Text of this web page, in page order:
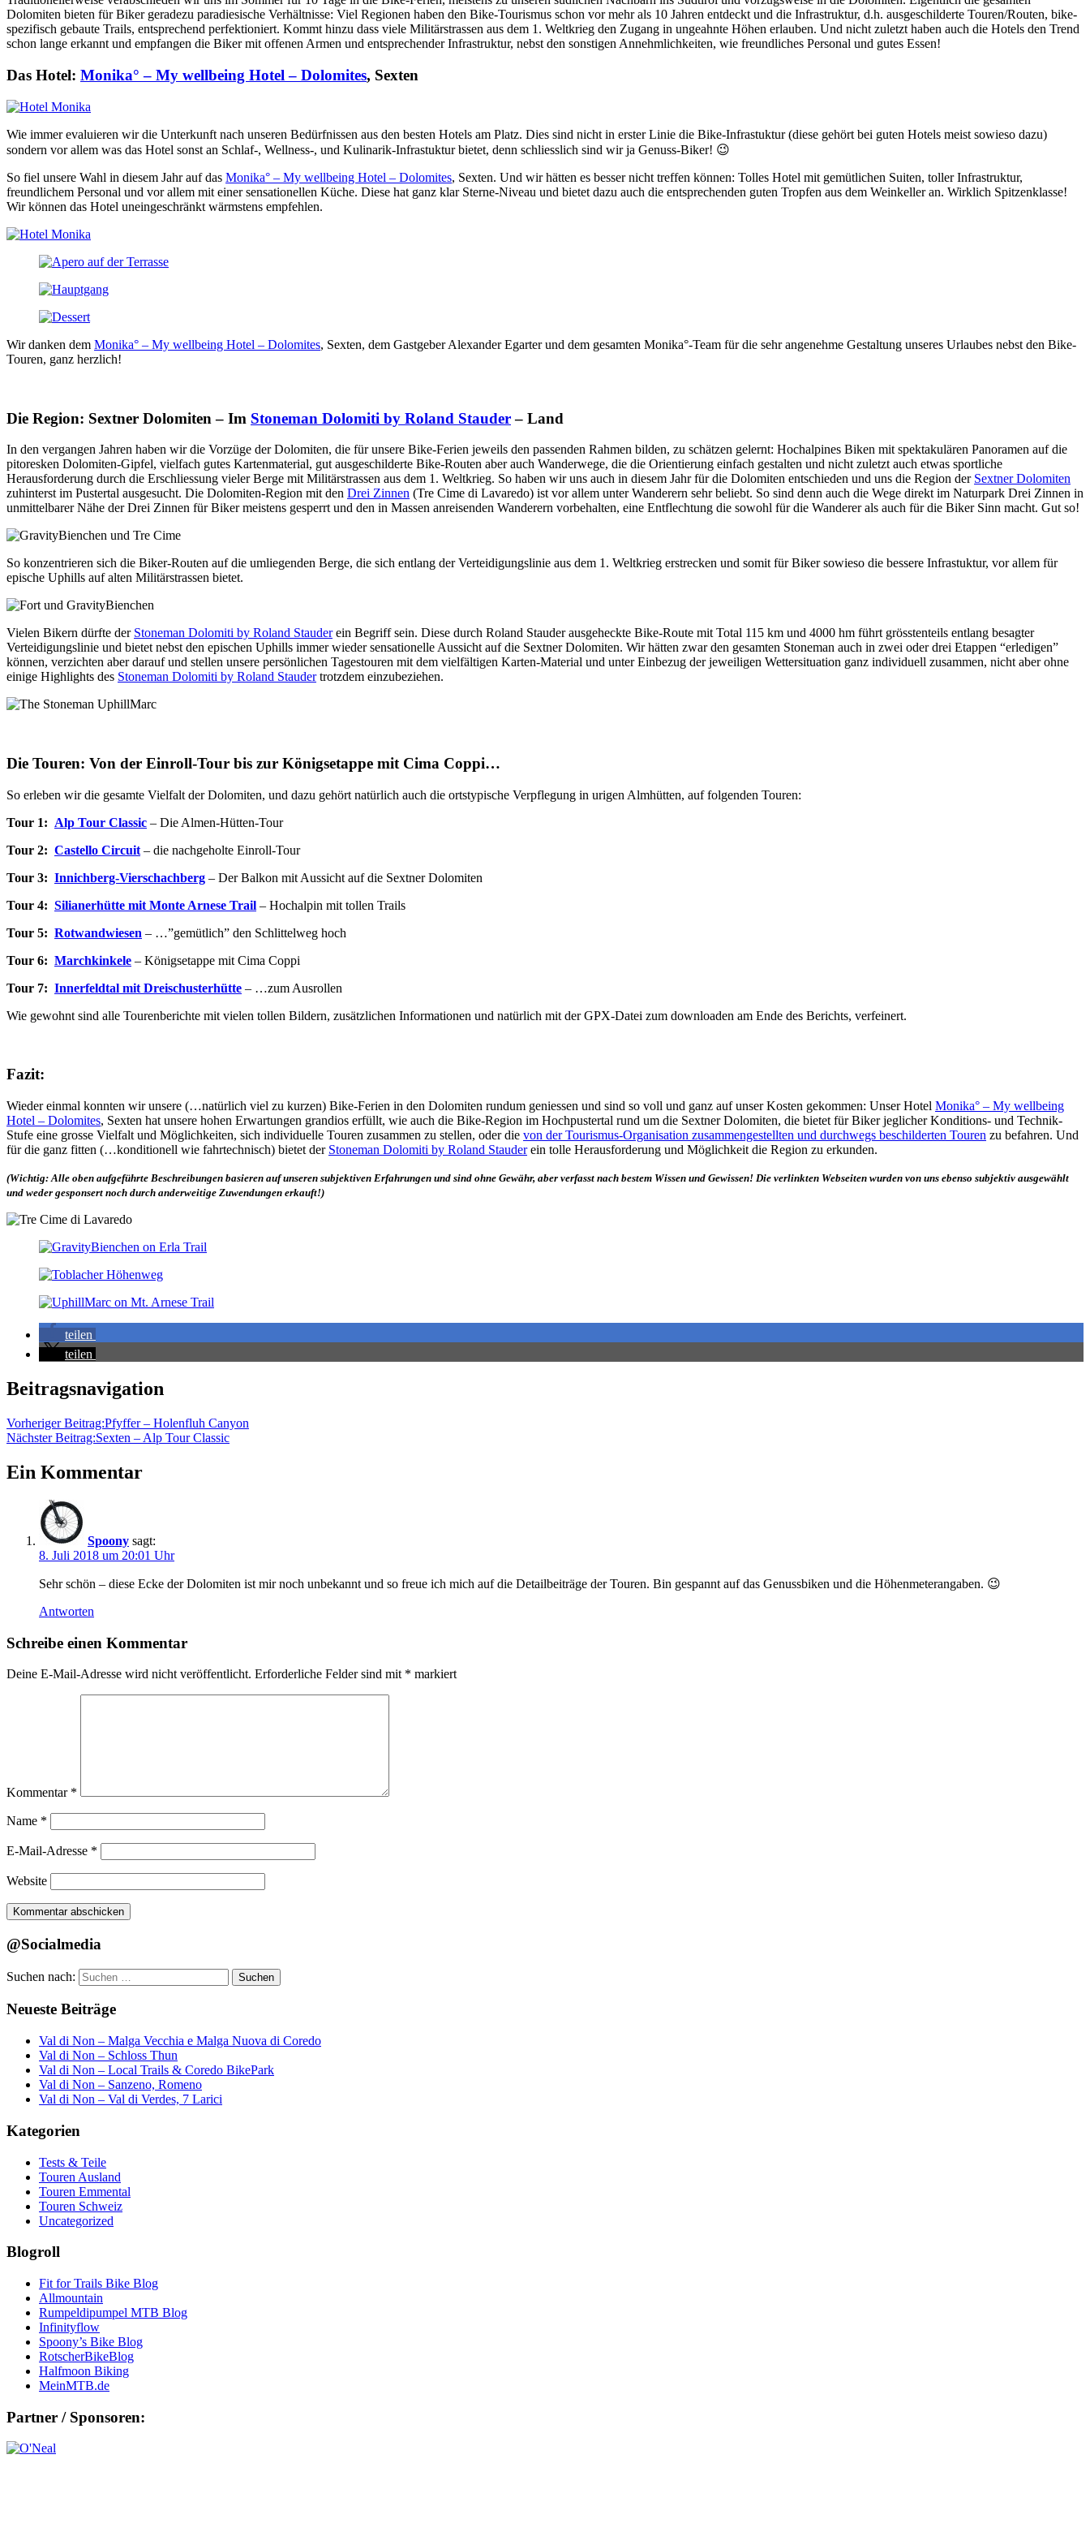
Dolomiten bieten für Biker geradezu paradiesische Verhältnisse: Viel Regionen haben den Bike-Tourismus schon vor mehr als 10 Jahren entdeckt und die Infrastruktur, d.h. ausgeschilderte Touren/Routen, bike-
spezifisch gebaute Trails, entsprechend perfektioniert. Kommt hinzu dass viele Militärstrassen aus dem 1. Weltkrieg den Zugang in ungeahnte Höhen erlauben. Und nicht zuletzt haben auch die Hotels den Trend
schon lange erkannt und empfangen die Biker mit offenen Armen und entsprechender Infrastruktur, nebst den sonstigen Annehmlichkeiten, wie freundliches Personal und gutes Essen!
Das Hotel: Monika° – My wellbeing Hotel – Dolomites, Sexten
Wie immer evaluieren wir die Unterkunft nach unseren Bedürfnissen aus den besten Hotels am Platz. Dies sind nicht in erster Linie die Bike-Infrastuktur (diese gehört bei guten Hotels meist sowieso dazu)
sondern vor allem was das Hotel sonst an Schlaf-, Wellness-, und Kulinarik-Infrastuktur bietet, denn schliesslich sind wir ja Genuss-Biker! 😉
So fiel unsere Wahl in diesem Jahr auf das Monika° – My wellbeing Hotel – Dolomites, Sexten. Und wir hätten es besser nicht treffen können: Tolles Hotel mit gemütlichen Suiten, toller Infrastruktur,
freundlichem Personal und vor allem mit einer sensationellen Küche. Diese hat ganz klar Sterne-Niveau und bietet dazu auch die entsprechenden guten Tropfen aus dem Weinkeller an. Wirklich Spitzenklasse!
Wir können das Hotel uneingeschränkt wärmstens empfehlen.
Wir danken dem Monika° – My wellbeing Hotel – Dolomites, Sexten, dem Gastgeber Alexander Egarter und dem gesamten Monika°-Team für die sehr angenehme Gestaltung unseres Urlaubes nebst den Bike-
Touren, ganz herzlich!
Die Region: Sextner Dolomiten – Im Stoneman Dolomiti by Roland Stauder– Land
In den vergangen Jahren haben wir die Vorzüge der Dolomiten, die für unsere Bike-Ferien jeweils den passenden Rahmen bilden, zu schätzen gelernt: Hochalpines Biken mit spektakulären Panoramen auf die
pitoresken Dolomiten-Gipfel, vielfach gutes Kartenmaterial, gut ausgeschilderte Bike-Routen aber auch Wanderwege, die die Orientierung einfach gestalten und nicht zuletzt auch etwas sportliche
Herausforderung durch die Erschliessung vieler Berge mit Militärstrassen aus dem 1. Weltkrieg. So haben wir uns auch in diesem Jahr für die Dolomiten entschieden und uns die Region der Sextner Dolomiten
zuhinterst im Pustertal ausgesucht. Die Dolomiten-Region mit den Drei Zinnen (Tre Cime di Lavaredo) ist vor allem unter Wanderern sehr beliebt. So sind denn auch die Wege direkt im Naturpark Drei Zinnen in
unmittelbarer Nähe der Drei Zinnen für Biker meistens gesperrt und den in Massen anreisenden Wanderern vorbehalten, eine Entflechtung die sowohl für die Wanderer als auch für die Biker Sinn macht. Gut so!
So konzentrieren sich die Biker-Routen auf die umliegenden Berge, die sich entlang der Verteidigungslinie aus dem 1. Weltkrieg erstrecken und somit für Biker sowieso die bessere Infrastuktur, vor allem für
epische Uphills auf alten Militärstrassen bietet.
Vielen Bikern dürfte der Stoneman Dolomiti by Roland Stauderein Begriff sein. Diese durch Roland Stauder ausgeheckte Bike-Route mit Total 115 km und 4000 hm führt grösstenteils entlang besagter
Verteidigungslinie und bietet nebst den epischen Uphills immer wieder sensationelle Aussicht auf die Sextner Dolomiten. Wir hätten zwar den gesamten Stoneman auch in zwei oder drei Etappen “erledigen”
können, verzichten aber darauf und stellen unsere persönlichen Tagestouren mit dem vielfältigen Karten-Material und unter Einbezug der jeweiligen Wettersituation ganz individuell zusammen, nicht aber ohne
einige Highlights des Stoneman Dolomiti by Roland Staudertrotzdem einzubeziehen.
Die Touren: Von der Einroll-Tour bis zur Königsetappe mit Cima Coppi…
So erleben wir die gesamte Vielfalt der Dolomiten, und dazu gehört natürlich auch die ortstypische Verpflegung in urigen Almhütten, auf folgenden Touren:
Tour 1: Alp Tour Classic – Die Almen-Hütten-Tour
Tour 2: Castello Circuit – die nachgeholte Einroll-Tour
Tour 3: Innichberg-Vierschachberg – Der Balkon mit Aussicht auf die Sextner Dolomiten
Tour 4: Silianerhütte mit Monte Arnese Trail – Hochalpin mit tollen Trails
Tour 5: Rotwandwiesen – …”gemütlich” den Schlittelweg hoch
Tour 6: Marchkinkele – Königsetappe mit Cima Coppi
Tour 7: Innerfeldtal mit Dreischusterhütte – …zum Ausrollen
Wie gewohnt sind alle Tourenberichte mit vielen tollen Bildern, zusätzlichen Informationen und natürlich mit der GPX-Datei zum downloaden am Ende des Berichts, verfeinert.
Fazit:
Wieder einmal konnten wir unsere (…natürlich viel zu kurzen) Bike-Ferien in den Dolomiten rundum geniessen und sind so voll und ganz auf unser Kosten gekommen: Unser Hotel Monika° – My wellbeing
Hotel – Dolomites, Sexten hat unsere hohen Erwartungen grandios erfüllt, wie auch die Bike-Region im Hochpustertal rund um die Sextner Dolomiten, die bietet für Biker jeglicher Konditions- und Technik-
Stufe eine grosse Vielfalt und Möglichkeiten, sich individuelle Touren zusammen zu stellen, oder die von der Tourismus-Organisation zusammengestellten und durchwegs beschilderten Touren zu befahren. Und
für die ganz fitten (…konditionell wie fahrtechnisch) bietet der Stoneman Dolomiti by Roland Stauderein tolle Herausforderung und Möglichkeit die Region zu erkunden.
(Wichtig: Alle oben aufgeführte Beschreibungen basieren auf unseren subjektiven Erfahrungen und sind ohne Gewähr, aber verfasst nach bestem Wissen und Gewissen! Die verlinkten Webseiten wurden von uns ebenso subjektiv ausgewählt
und weder gesponsert noch durch anderweitige Zuwendungen erkauft!)
teilen
teilen
1.
WeltkriegBikeferienDolomiti
SestoDrei
Zinnen
MonikaInnichenSextenSextner
DolomitiToblach
Beitragsnavigation
Vorheriger Beitrag:Pfyffer – Holenfluh Canyon
Nächster Beitrag:Sexten – Alp Tour Classic
Ein Kommentar
Spoony sagt:
8. Juli 2018 um 20:01 Uhr
Sehr schön – diese Ecke der Dolomiten ist mir noch unbekannt und so freue ich mich auf die Detailbeiträge der Touren. Bin gespannt auf das Genussbiken und die Höhenmeterangaben. 😉
Antworten
Schreibe einen Kommentar
Deine E-Mail-Adresse wird nicht veröffentlicht. Erforderliche Felder sind mit * markiert
Kommentar *
Name *
E-Mail-Adresse *
Website
@Socialmedia
Suchen nach: Suchen
Neueste Beiträge
Val di Non – Malga Vecchia e Malga Nuova di Coredo
Val di Non – Schloss Thun
Val di Non – Local Trails & Coredo BikePark
Val di Non – Sanzeno, Romeno
Val di Non – Val di Verdes, 7 Larici
Kategorien
Tests & Teile
Touren Ausland
Touren Emmental
Touren Schweiz
Uncategorized
Blogroll
Fit for Trails Bike Blog
Allmountain
Rumpeldipumpel MTB Blog
Infinityflow
Spoony’s Bike Blog
RotscherBikeBlog
Halfmoon Biking
MeinMTB.de
Partner / Sponsoren: